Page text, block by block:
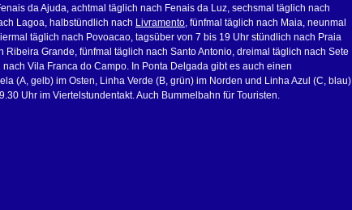
da Ajuda, achtmal täglich nach Fenais da Luz, sechsmal täglich nach
Lagoa, halbstündlich nach Livramento, fünfmal täglich nach Maia, neunmal
täglich nach Povoacao, tagsüber von 7 bis 19 Uhr stündlich nach Praia
Grande, fünfmal täglich nach Santo Antonio, dreimal täglich nach Sete
Vila Franca do Campo. In Ponta Delgada gibt es auch einen
(A, gelb) im Osten, Linha Verde (B, grün) im Norden und Linha Azul (C, blau)
Uhr im Viertelstundentakt. Auch Bummelbahn für Touristen.